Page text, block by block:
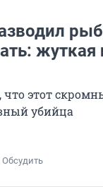
жуткая
этот
убийца
Обсудить